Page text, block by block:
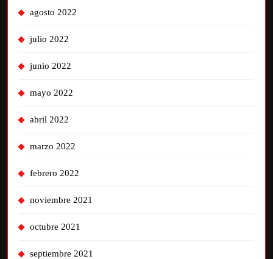
agosto 2022
julio 2022
junio 2022
mayo 2022
abril 2022
marzo 2022
febrero 2022
noviembre 2021
octubre 2021
septiembre 2021